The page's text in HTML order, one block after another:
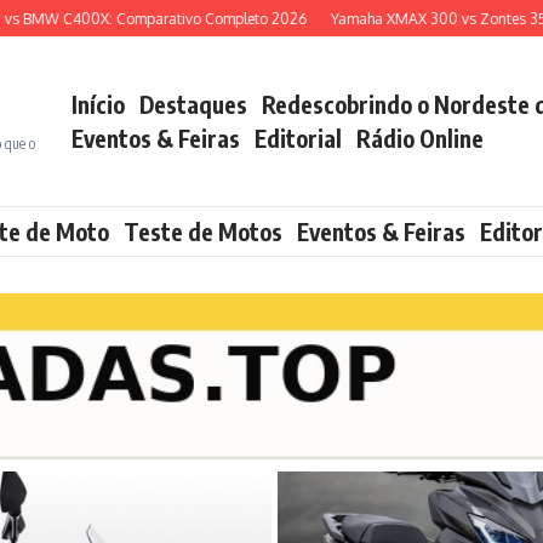
C400X: Comparativo Completo 2026 Yamaha XMAX 300 vs Zontes
que o
Início Destaques Redescobrindo o Nordeste
Eventos & Feiras Editorial Rádio Online
de Moto Teste de Motos Eventos & Feiras